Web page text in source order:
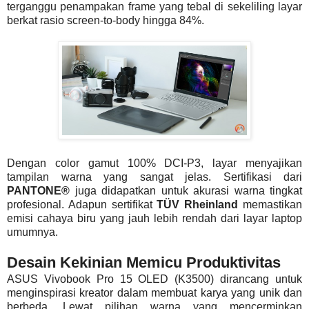
terganggu penampakan frame yang tebal di sekeliling layar
berkat rasio screen-to-body hingga 84%.
Dengan color gamut 100% DCI-P3, layar menyajikan
tampilan warna yang sangat jelas. Sertifikasi dari
PANTONE® juga didapatkan untuk akurasi warna tingkat
profesional. Adapun sertifikatTÜV Rheinland
memastikan
emisi cahaya biru yang jauh lebih rendah dari layar laptop
umumnya.
Desain Kekinian Memicu Produktivitas
ASUS Vivobook Pro 15 OLED (K3500) dirancang untuk
menginspirasi kreator dalam membuat karya yang unik dan